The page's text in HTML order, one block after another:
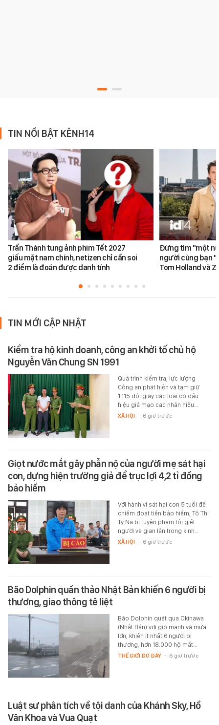
TIN NỔI BẬT KÊNH14
Trấn Thành tung ảnh phim Tết 2027
giấu mặt nam chính, netizen chỉ cần soi
2 điểm là đoán được danh tính
Đừng tìm "một
người cùng bạn
Tom Holland và
TIN MỚI CẬP NHẬT
Kiểm tra hộ kinh doanh, công an khởi tố chủ hộ
Nguyễn Văn Chung SN 1991
Quá trình kiểm tra, lực lượng
Công an phát hiện và tạm giữ
1.115 đôi giày các loại có dấu
hiệu giả mạo các nhãn hiệu…
XÃ HỘI - 6 giờ trước
Giọt nước mắt gây phẫn nộ của người mẹ sát hại
con, dựng hiện trường giả để trục lợi 4,2 tỉ đồng
bảo hiểm
Với hành vi sát hại con 5 tuổi để
chiếm đoạt tiền bảo hiểm, Tô Thị
Ty Na bị tuyên phạm tội giết
người và gian lận trong kinh…
XÃ HỘI - 6 giờ trước
Bão Dolphin quần thảo Nhật Bản khiến 6 người bị
thương, giao thông tê liệt
Bão Dolphin quét qua Okinawa
(Nhật Bản) với gió mạnh và mưa
lớn, khiến ít nhất 6 người bị
thương, hơn 18.000 hộ mất…
THẾ GIỚI ĐÓ ĐÂY - 6 giờ trước
Luật sư phân tích về tội danh của Khánh Sky, Hồ
Văn Khoa và Vua Quạt